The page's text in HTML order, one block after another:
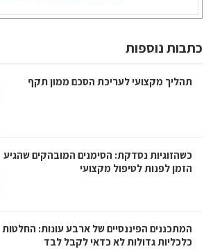
כתבות נוספות
תהליך מקצועי לעריכת הסכם ממון תקף
כשהזוגיות נסדקת: הסימנים המובהקים שהגיע
הזמן לפנות לטיפול מקצועי
המתכננים הפיננסיים של ארבע עונות: החלטות
כלכליות גדולות לא כדאי לקבל לבד